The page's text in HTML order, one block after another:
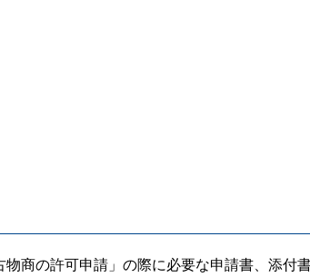
商の許可申請」の際に必要な申請書、添付